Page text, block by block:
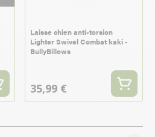
Laisse chien anti-torsion
Lighter Swivel Combat kaki -
BullyBillows
35,99 €